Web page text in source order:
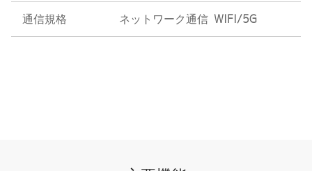
通信規格 ネットワーク通信 WIFI/5G